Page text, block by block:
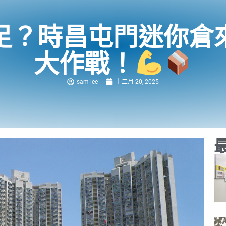
？時昌屯門迷你倉
大作戰！
sam lee 十二月 20, 2025